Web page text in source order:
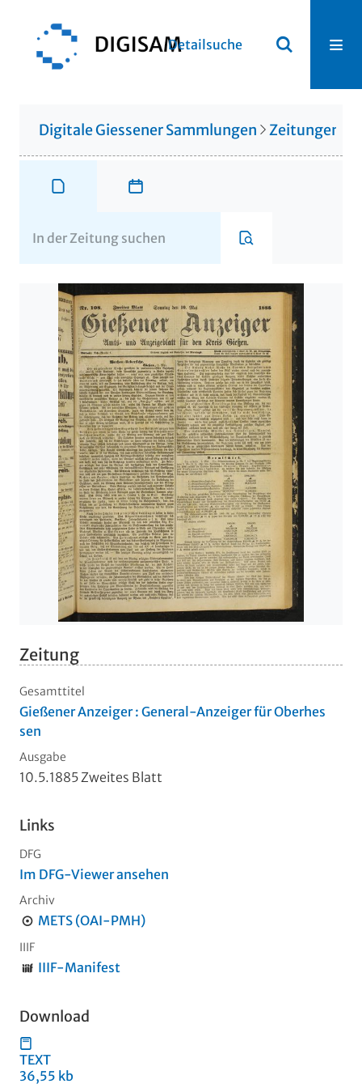
Detailsuche
Digitale Giessener Sammlungen Zeitungen
Zeitung
Gesamttitel
Gießener Anzeiger : General-Anzeiger für Oberhes
sen
Ausgabe
10.5.1885 Zweites Blatt
Links
DFG
Im DFG-Viewer ansehen
Archiv
METS (OAI-PMH)
IIIF
IIIF-Manifest
Download
TEXT
36,55 kb